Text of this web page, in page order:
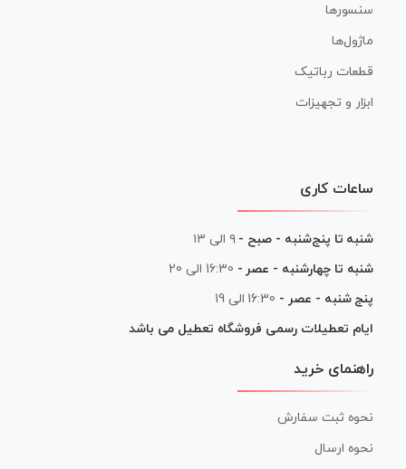
سنسورها
ماژول‌ها
قطعات رباتیک
ابزار و تجهیزات
ساعات کاری
شنبه تا پنج‌شنبه - صبح - ۹ الی ۱۳
شنبه تا چهارشنبه - عصر - 16:30 الی 20
پنج شنبه - عصر - 16:30 الی 19
ایام تعطیلات رسمی فروشگاه تعطیل می باشد
راهنمای خرید
نحوه ثبت سفارش
نحوه ارسال